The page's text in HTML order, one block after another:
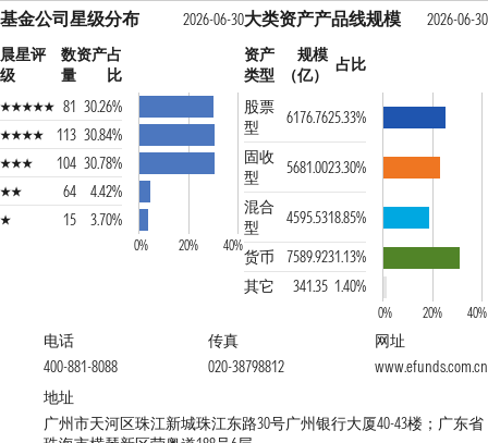
基金公司星级分布
2026-06-30
晨星评
级
数
量
资产占
比
81 30.26%
113 30.84%
104 30.78%
64
4.42%
15
3.70%
0% 20% 40%
大类资产产品线规模
2026-06-30
资产
类型
规模
（亿）
占比
股票
型
6176.7625.33%
固收
型
5681.0023.30%
混合
型
4595.5318.85%
货币
7589.9231.13%
其它
341.35 1.40%
0% 20% 40%
电话
400-881-8088
传真
020-38798812
网址
www.efunds.com.cn
地址
广州市天河区珠江新城珠江东路30号广州银行大厦40-43楼；广东省